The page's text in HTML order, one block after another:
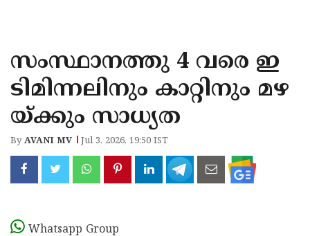
KANNUR
KASARAGOD
സംസ്ഥാനത്തു 4 വരെ ഇ
ടിമിന്നലിനും കാറ്റിനും മഴ
യ്ക്കും സാധ്യത
ByAVANI MV Jul 3, 2026, 19:50 IST
Whatsapp Group